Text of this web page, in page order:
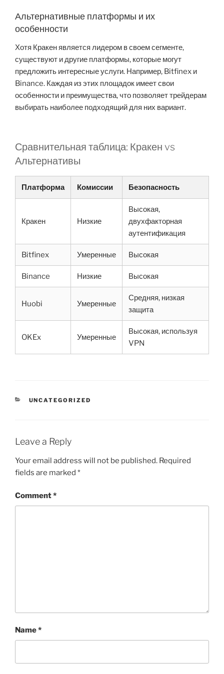
Альтернативные платформы и их
особенности
Хотя Кракен является лидером в своем сегменте,
существуют и другие платформы, которые могут
предложить интересные услуги. Например, Bitfinex и
Binance. Каждая из этих площадок имеет свои
особенности и преимущества, что позволяет трейдерам
выбирать наиболее подходящий для них вариант.
Сравнительная таблица: Кракен vs
Альтернативы
Платформа Комиссии Безопасность
Кракен Низкие
Высокая,
двухфакторная
аутентификация
Bitfinex Умеренные Высокая
Binance Низкие Высокая
Huobi Умеренные
Средняя, низкая
защита
OKEx Умеренные
Высокая, используя
VPN
CATEGORIES
UNCATEGORIZED
Leave a Reply
Your email address will not be published. Required
fields are marked *
Comment*
Name*